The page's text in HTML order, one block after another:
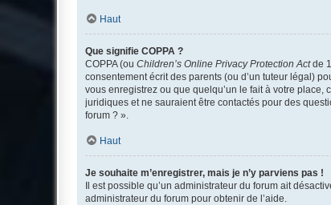
Haut
Que signifie COPPA ?
COPPA (ou Children’s Online Privacy Protection Actde
consentement écrit des parents (ou d’un tuteur légal)
vous enregistrez ou que quelqu’un le fait à votre
juridiques et ne sauraient être contactés pour des
forum ? ».
Haut
Je souhaite m’enregistrer, mais je n’y parviens pas !
Il est possible qu’un administrateur du forum ait
administrateur du forum pour obtenir de l’aide.